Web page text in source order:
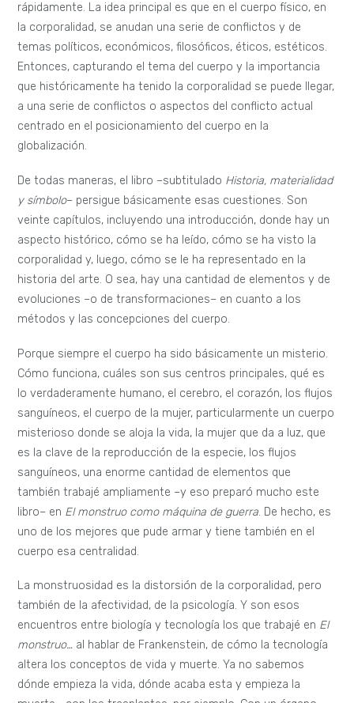
rápidamente. La idea principal es que en el cuerpo físico, en
la corporalidad, se anudan una serie de conflictos y de
temas políticos, económicos, filosóficos, éticos, estéticos.
Entonces, capturando el tema del cuerpo y la importancia
que históricamente ha tenido la corporalidad se puede llegar,
a una serie de conflictos o aspectos del conflicto actual
centrado en el posicionamiento del cuerpo en la
globalización.
De todas maneras, el libro –subtitulado Historia, materialidad
y símbolo– persigue básicamente esas cuestiones. Son
veinte capítulos, incluyendo una introducción, donde hay un
aspecto histórico, cómo se ha leído, cómo se ha visto la
corporalidad y, luego, cómo se le ha representado en la
historia del arte. O sea, hay una cantidad de elementos y de
evoluciones –o de transformaciones– en cuanto a los
métodos y las concepciones del cuerpo.
Porque siempre el cuerpo ha sido básicamente un misterio.
Cómo funciona, cuáles son sus centros principales, qué es
lo verdaderamente humano, el cerebro, el corazón, los flujos
sanguíneos, el cuerpo de la mujer, particularmente un cuerpo
misterioso donde se aloja la vida, la mujer que da a luz, que
es la clave de la reproducción de la especie, los flujos
sanguíneos, una enorme cantidad de elementos que
también trabajé ampliamente –y eso preparó mucho este
libro– en El monstruo como máquina de guerra. De hecho, es
uno de los mejores que pude armar y tiene también en el
cuerpo esa centralidad.
La monstruosidad es la distorsión de la corporalidad, pero
también de la afectividad, de la psicología. Y son esos
encuentros entre biología y tecnología los que trabajé en El
monstruo… al hablar de Frankenstein, de cómo la tecnología
altera los conceptos de vida y muerte. Ya no sabemos
dónde empieza la vida, dónde acaba esta y empieza la